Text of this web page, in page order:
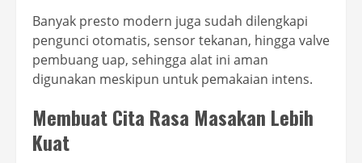
Banyak presto modern juga sudah dilengkapi
pengunci otomatis, sensor tekanan, hingga valve
pembuang uap, sehingga alat ini aman
digunakan meskipun untuk pemakaian intens.
Membuat Cita Rasa Masakan Lebih
Kuat